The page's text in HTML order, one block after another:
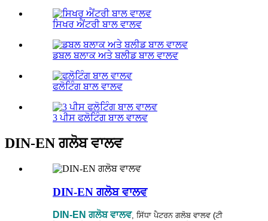
ਸਿਖਰ ਐਂਟਰੀ ਬਾਲ ਵਾਲਵ
ਡਬਲ ਬਲਾਕ ਅਤੇ ਬਲੀਡ ਬਾਲ ਵਾਲਵ
ਫਲੋਟਿੰਗ ਬਾਲ ਵਾਲਵ
3 ਪੀਸ ਫਲੋਟਿੰਗ ਬਾਲ ਵਾਲਵ
DIN-EN ਗਲੋਬ ਵਾਲਵ
DIN-EN ਗਲੋਬ ਵਾਲਵ
DIN-EN ਗਲੋਬ ਵਾਲਵ, ਸਿੱਧਾ ਪੈਟਰਨ ਗਲੋਬ ਵਾਲਵ (ਟੀ